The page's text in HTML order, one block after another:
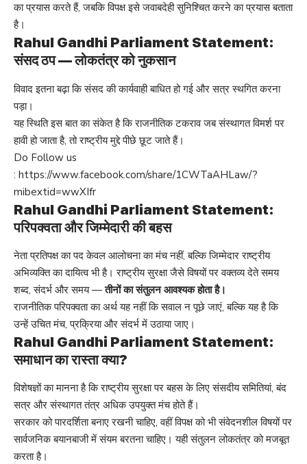
का प्रयास करते हैं, जबकि विपक्ष इसे जवाबदेही सुनिश्चित करने का प्रयास बताता
है।
Rahul Gandhi Parliament Statement:
संसद ठप — लोकतंत्र को नुकसान
विवाद इतना बढ़ा कि संसद की कार्यवाही बाधित हो गई और सत्र स्थगित करना
पड़ा।
यह स्थिति इस बात का संकेत है कि राजनीतिक टकराव जब संस्थागत विमर्श पर
हावी हो जाता है, तो राष्ट्रीय मुद्दे पीछे छूट जाते हैं।
Do Follow us
: https://www.facebook.com/share/1CWTaAHLaw/?
mibextid=wwXIfr
Rahul Gandhi Parliament Statement:
परिपक्वता और जिम्मेदारी की बहस
नेता प्रतिपक्ष का पद केवल आलोचना का मंच नहीं, बल्कि जिम्मेदार राष्ट्रीय
अभिव्यक्ति का दायित्व भी है। राष्ट्रीय सुरक्षा जैसे विषयों पर वक्तव्य देते समय
शब्द, संदर्भ और समय —तीनों का संतुलन आवश्यक होता है।
राजनीतिक परिपक्वता का अर्थ यह नहीं कि सवाल न पूछे जाएं, बल्कि यह है कि
उन्हें उचित मंच, प्रक्रिया और संदर्भ में उठाया जाए।
Rahul Gandhi Parliament Statement:
समाधान का रास्ता क्या?
विशेषज्ञों का मानना है कि राष्ट्रीय सुरक्षा पर बहस के लिए संसदीय समितियां, बंद
सत्र और संस्थागत तंत्र अधिक उपयुक्त मंच होते हैं।
सरकार को पारदर्शिता बनाए रखनी चाहिए, वहीं विपक्ष को भी संवेदनशील विषयों पर
सार्वजनिक बयानबाजी में संयम बरतना चाहिए। यही संतुलन लोकतंत्र को मजबूत
करता है।